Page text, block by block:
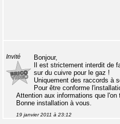
Invité
Bonjour,
Il est strictement interdit de
sur du cuivre pour le gaz !
Uniquement des raccords à
Pour être conforme
Attention aux informations que l'on
Bonne installation à vous.
19 janvier 2011 à 23:12